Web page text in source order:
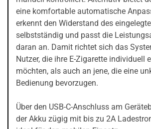
eine komfortable automatische
erkennt den Widerstand des
selbstständig und passt die
daran an. Damit richtet sich das
Nutzer, die ihre E-Zigarette individuell
möchten, als auch an jene, die eine
Bedienung bevorzugen.
Über den USB-C-Anschluss am
der Akku zügig mit bis zu 2A